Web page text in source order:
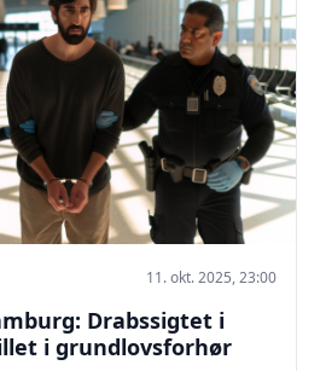
11. okt. 2025, 23:00
Drabssigtet i
i grundlovsforhør